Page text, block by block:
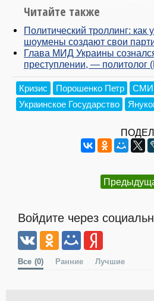
Читайте также
Политический троллинг: как
шоумены создают свои
Глава МИД Украины
преступлении, —
Кризис Порошенко Петр СМИ
Украинское Государство
Войдите через
Все (0) Ранние Лучшие